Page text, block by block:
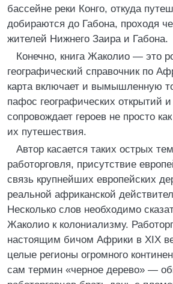
бассейне реки Конго, откуда
добираются до Габона, проходя
жителей Нижнего Заира и Габона.
Конечно, книга Жаколио — это
географический справочник по
карта включает и вымышленную
пафос географических открытий
сопровождает героев не просто
их путешествия.
Автор касается таких острых
работорговля, присутствие
связь крупнейших европейских
реальной африканской
Несколько слов необходимо
Жаколио к колониализму.
настоящим бичом Африки в XIX
целые регионы огромного
сам термин «черное дерево» —